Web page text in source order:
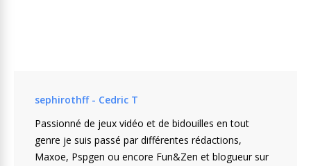
sephirothff - Cedric T
Passionné de jeux vidéo et de bidouilles en tout
genre je suis passé par différentes rédactions,
Maxoe, Pspgen ou encore Fun&Zen et blogueur sur